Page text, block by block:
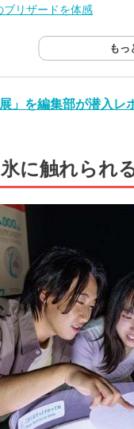
ブリザードを体感
もっ
」を編集部が潜入レ
に触れられ